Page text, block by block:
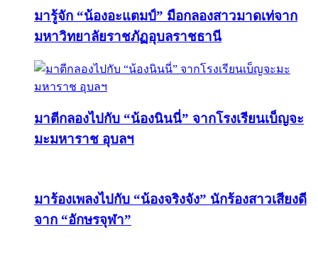
มารู้จัก “น้องอะแตมป์” มือกลองสาวมาดเท่จาก
มหาวิทยาลัยราชภัฏอุบลราชธานี
มาตีกลองไปกับ “น้องนินนี่” จากโรงเรียนเบ็ญจะ
มะมหาราช อุบลฯ
มาร้องเพลงไปกับ “น้องจริงจัง” นักร้องสาวเสียงดี
จาก “อักษรจุฬา”